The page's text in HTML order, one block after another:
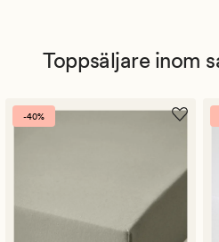
Toppsäljare inom
-40%